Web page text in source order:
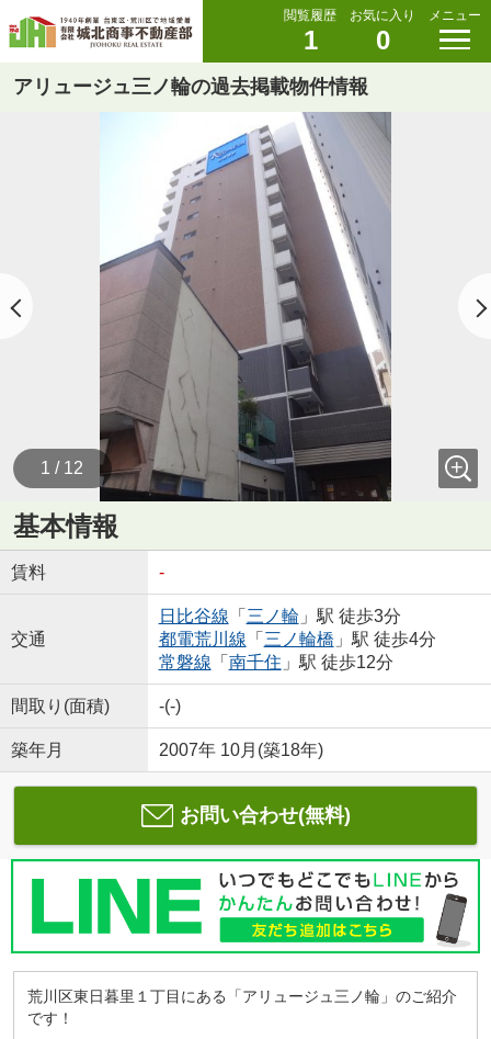
閲覧履歴
1
お気に入り
0
メニュー
アリュージュ三ノ輪の過去掲載物件情報
1 / 12
基本情報
賃料 -
交通
日比谷線 「 三ノ輪」駅 徒歩3分
都電荒川線 「 三ノ輪橋 」駅 徒歩4分
常磐線 「 南千住 」駅 徒歩12分
間取り(面積) -(-)
築年月 2007年 10月(築18年)
お問い合わせ(無料)
荒川区東日暮里１丁目にある「アリュージュ三ノ輪」のご紹介
です！